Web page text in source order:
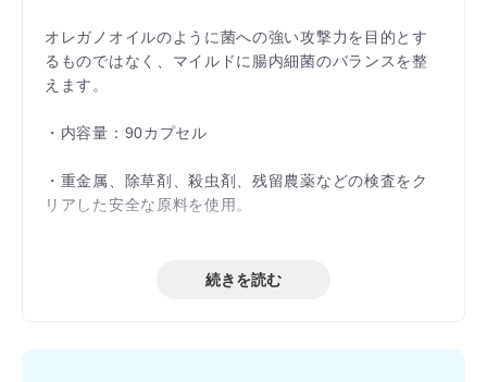
オレガノオイルのように菌への強い攻撃力を目的とす
るものではなく、マイルドに腸内細菌のバランスを整
えます。
・内容量：90カプセル
・重金属、除草剤、殺虫剤、残留農薬などの検査をク
リアした安全な原料を使用。
木の実、ピーナッツ、大豆、カフェイン、合成着色
続きを読む